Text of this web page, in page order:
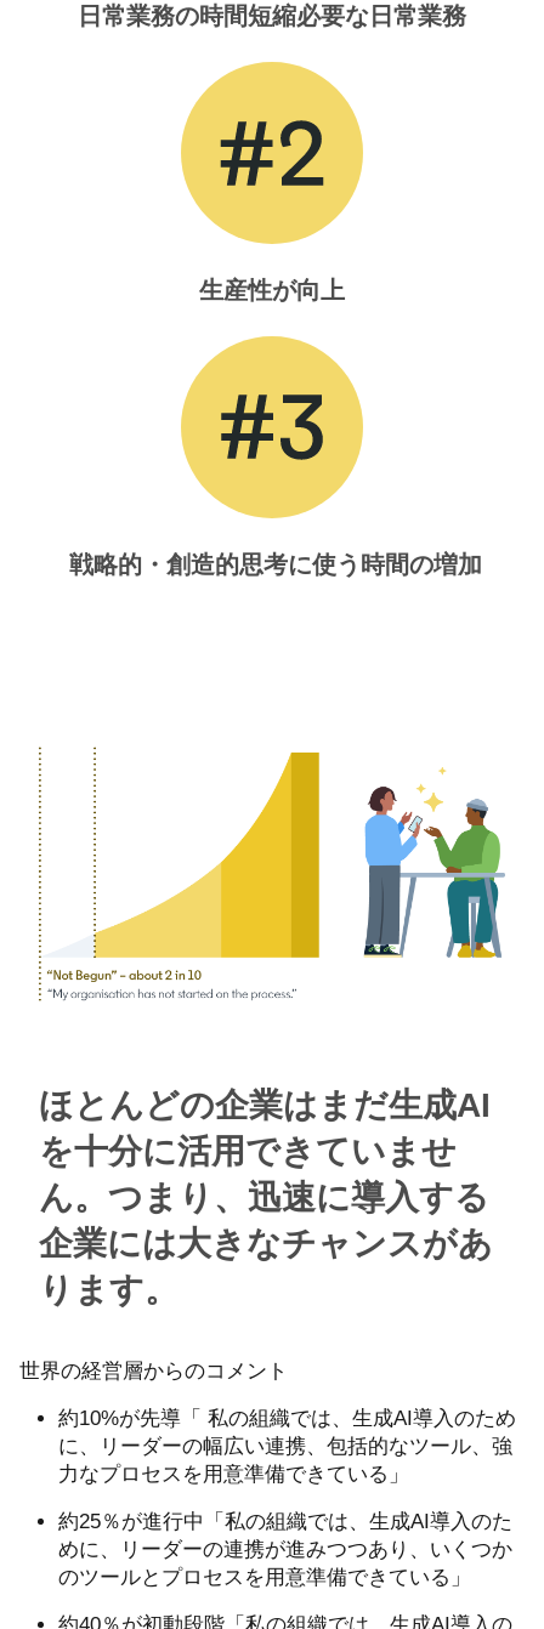
日常業務の時間短縮​必要な日常業務
生産性が向上
戦略的・創造的思考に使う時間の増加
ほとんどの企業はまだ生成AI
を十分に活用できていませ
ん。つまり、迅速に導入する
企業には大きなチャンスがあ
ります。
世界の経営層からのコメント​
約​​10%が先導「 ​​​​私の組織では、生成AI導入のため
に、リーダーの幅広い連携、包括的なツール、強
力なプロセスを用意準備できている」​
約25％が進行中「​​私の組織では、生成AI導入のた
めに、リーダーの連携が進みつつあり、いくつか
のツールとプロセスを用意準備できている」